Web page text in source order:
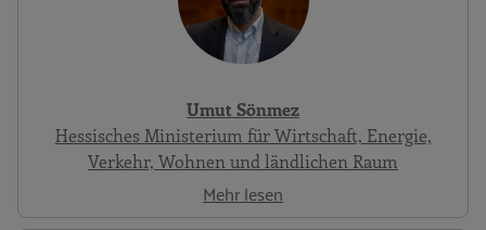
Umut Sönmez
Hessisches Ministerium für Wirtschaft, Energie,
Verkehr, Wohnen und ländlichen Raum
Mehr lesen